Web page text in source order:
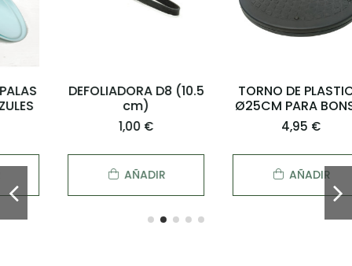
DEFOLIADORA D8 (10.5
AÑADIR
TORNO DE PLASTICO
Ø25CM PARA BONSAI
AÑADIR